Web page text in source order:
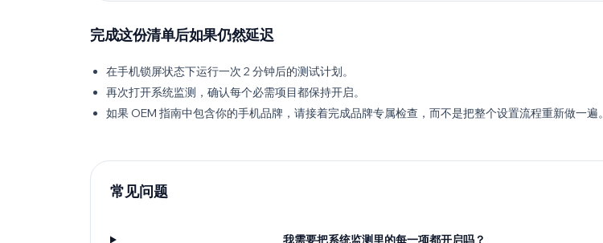
完成这份清单后如果仍然延迟
在手机锁屏状态下运行一次 2 分钟后的测试计划。
再次打开系统监测，确认每个必需项目都保持开启。
如果 OEM 指南中包含你的手机品牌，请接着完成品牌专属检查，而不是把整个设置流程重新做一遍。
常见问题
我需要把系统监测里的每一项都开启吗？